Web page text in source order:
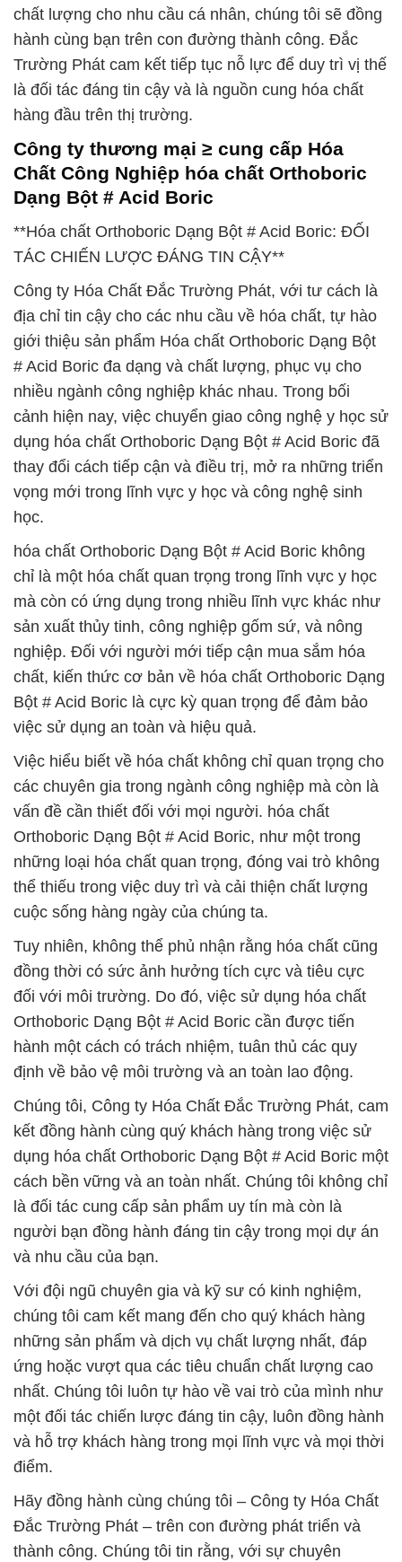
chất lượng cho nhu cầu cá nhân, chúng tôi sẽ đồng
hành cùng bạn trên con đường thành công. Đắc
Trường Phát cam kết tiếp tục nỗ lực để duy trì vị thế
là đối tác đáng tin cậy và là nguồn cung hóa chất
hàng đầu trên thị trường.
Công ty thương mại ≥ cung cấp Hóa
Chất Công Nghiệp hóa chất Orthoboric
Dạng Bột # Acid Boric
**Hóa chất Orthoboric Dạng Bột # Acid Boric: ĐỐI
TÁC CHIẾN LƯỢC ĐÁNG TIN CẬY**
Công ty Hóa Chất Đắc Trường Phát, với tư cách là
địa chỉ tin cậy cho các nhu cầu về hóa chất, tự hào
giới thiệu sản phẩm Hóa chất Orthoboric Dạng Bột
# Acid Boric đa dạng và chất lượng, phục vụ cho
nhiều ngành công nghiệp khác nhau. Trong bối
cảnh hiện nay, việc chuyển giao công nghệ y học sử
dụng hóa chất Orthoboric Dạng Bột # Acid Boric đã
thay đổi cách tiếp cận và điều trị, mở ra những triển
vọng mới trong lĩnh vực y học và công nghệ sinh
học.
hóa chất Orthoboric Dạng Bột # Acid Boric không
chỉ là một hóa chất quan trọng trong lĩnh vực y học
mà còn có ứng dụng trong nhiều lĩnh vực khác như
sản xuất thủy tinh, công nghiệp gốm sứ, và nông
nghiệp. Đối với người mới tiếp cận mua sắm hóa
chất, kiến thức cơ bản về hóa chất Orthoboric Dạng
Bột # Acid Boric là cực kỳ quan trọng để đảm bảo
việc sử dụng an toàn và hiệu quả.
Việc hiểu biết về hóa chất không chỉ quan trọng cho
các chuyên gia trong ngành công nghiệp mà còn là
vấn đề cần thiết đối với mọi người. hóa chất
Orthoboric Dạng Bột # Acid Boric, như một trong
những loại hóa chất quan trọng, đóng vai trò không
thể thiếu trong việc duy trì và cải thiện chất lượng
cuộc sống hàng ngày của chúng ta.
Tuy nhiên, không thể phủ nhận rằng hóa chất cũng
đồng thời có sức ảnh hưởng tích cực và tiêu cực
đối với môi trường. Do đó, việc sử dụng hóa chất
Orthoboric Dạng Bột # Acid Boric cần được tiến
hành một cách có trách nhiệm, tuân thủ các quy
định về bảo vệ môi trường và an toàn lao động.
Chúng tôi, Công ty Hóa Chất Đắc Trường Phát, cam
kết đồng hành cùng quý khách hàng trong việc sử
dụng hóa chất Orthoboric Dạng Bột # Acid Boric một
cách bền vững và an toàn nhất. Chúng tôi không chỉ
là đối tác cung cấp sản phẩm uy tín mà còn là
người bạn đồng hành đáng tin cậy trong mọi dự án
và nhu cầu của bạn.
Với đội ngũ chuyên gia và kỹ sư có kinh nghiệm,
chúng tôi cam kết mang đến cho quý khách hàng
những sản phẩm và dịch vụ chất lượng nhất, đáp
ứng hoặc vượt qua các tiêu chuẩn chất lượng cao
nhất. Chúng tôi luôn tự hào về vai trò của mình như
một đối tác chiến lược đáng tin cậy, luôn đồng hành
và hỗ trợ khách hàng trong mọi lĩnh vực và mọi thời
điểm.
Hãy đồng hành cùng chúng tôi – Công ty Hóa Chất
Đắc Trường Phát – trên con đường phát triển và
thành công. Chúng tôi tin rằng, với sự chuyên